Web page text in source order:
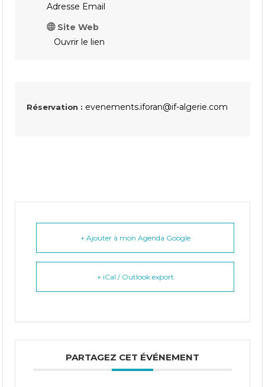
Adresse Email
Site Web
Ouvrir le lien
Réservation : evenements.iforan@if-algerie.com
+ Ajouter à mon Agenda Google
+ iCal / Outlook export
PARTAGEZ CET ÉVÉNEMENT